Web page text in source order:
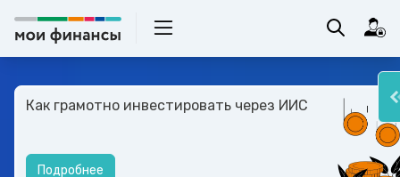
Как грамотно инвестировать через ИИС
Подробнее